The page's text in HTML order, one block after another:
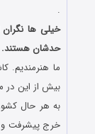
.
خیلی ها
حدشان هستند.
ما هنرمندیم.
بیش از این
به هر حال
خرج پیشرفت و